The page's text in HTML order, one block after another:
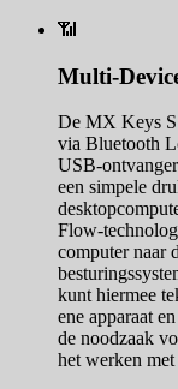
📶
Multi-
De MX Keys S
via Bluetooth
USB-
een simpele
Flow-
computer naar
kunt hiermee
ene apparaat
de noodzaak
het werken